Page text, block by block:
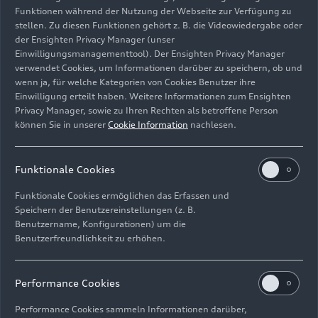
Mitglied des Vorstands der AUDI AG Finanz, Recht und
IT
Bild-Nr: A260936 · Copyright: AUDI AG
Rechte: Verwendung für Pressezwecke honorarfrei
ImpressumRechtliches
Hinweisgebersystem
Funktionen während der Nutzung der Webseite zur Verfügung zu
stellen. Zu diesen Funktionen gehört z. B. die Videowiedergabe oder
der Ensighten Privacy Manager (unser
Einwilligungsmanagementtool). Der Ensighten Privacy Manager
verwendet Cookies, um Informationen darüber zu speichern, ob und
wenn ja, für welche Kategorien von Cookies Benutzer ihre
Einwilligung erteilt haben. Weitere Informationen zum Ensighten
Privacy Manager, sowie zu Ihren Rechten als betroffene Person
können Sie in unserer Cookie Information nachlesen.
Funktionale Cookies
Funktionale Cookies ermöglichen das Erfassen und
Speichern der Benutzereinstellungen (z. B.
Benutzername, Konfigurationen) um die
Benutzerfreundlichkeit zu erhöhen.
Performance Cookies
Performance Cookies sammeln Informationen darüber,